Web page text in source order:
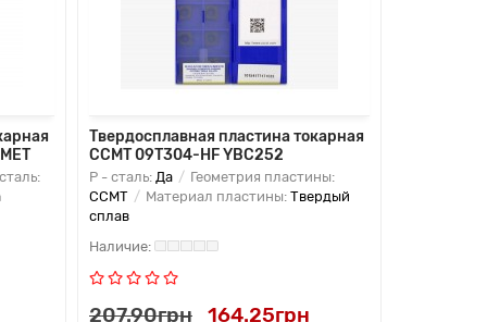
Твердосплавная пластина токарная
CCMT 09T304-HF YBC252
P - сталь: Да
Геометрия пластины:
CCMT
Материал пластины: Твердый
сплав
207.90грн 164.25грн